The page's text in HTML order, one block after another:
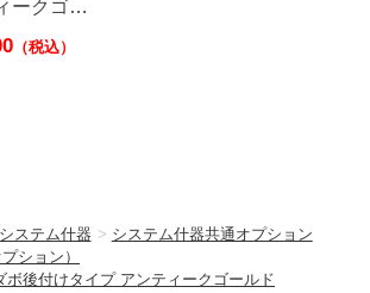
ークゴー
（税込）
システム什器 > システム什器共通オプション
ション）
ボ後付けタイプ アンティークゴールド